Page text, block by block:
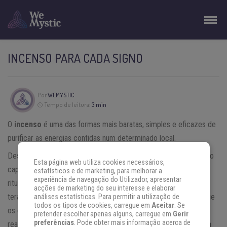
INCENSO PARA CADA SIGNO
PorWEMYSTIC
Tempo de leitura: 3 min
O incenso é uma das formas mais baratas, simples e eficazes de
purificar as energias contidas num determinado local.
Desde as civilizações mais antigas, o incenso é usado como algo
capaz de purificar os locais e muitas vezes está associado a
rituais de religião. Aliás, se analisarmos, um dos três reis magos
terá oferecido incenso para o menino Jesus. Dados mostram que
os egípcios terão sido o primeiro povo a usar incenso em rituais
realizados em seus templos e este incenso resultada da mistura
Esta página web utiliza cookies necessários,
estatísticos e de marketing, para melhorar a
experiência de navegação do Utilizador, apresentar
acções de marketing do seu interesse e elaborar
análises estatísticas. Para permitir a utilização de
todos os tipos de cookies, carregue em Aceitar. Se
pretender escolher apenas alguns, carregue em Gerir
preferências. Pode obter mais informação acerca de